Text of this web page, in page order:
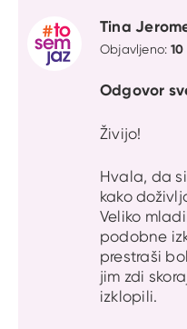
Tina
Objavljeno:
Odgovor
Živijo!
Hvala, da
kako
Veliko
podobne
prestraši
jim zdi
izklopili.